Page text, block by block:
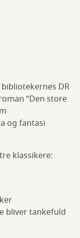
DR
”Den store
og fantasi
klassikere:
bliver tankefuld